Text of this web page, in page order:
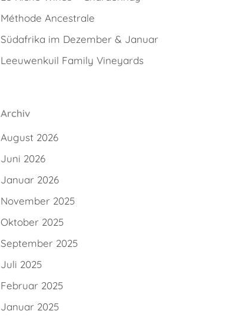
Méthode Ancestrale
Südafrika im Dezember & Januar
Leeuwenkuil Family Vineyards
Archiv
August 2026
Juni 2026
Januar 2026
November 2025
Oktober 2025
September 2025
Juli 2025
Februar 2025
Januar 2025